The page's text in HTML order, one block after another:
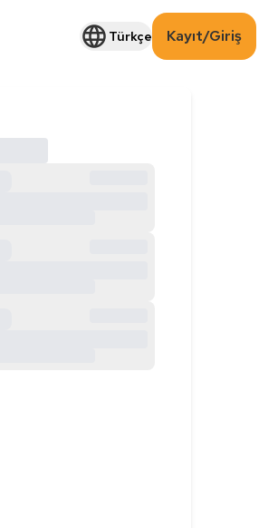
Türkçe Kayıt/Giriş